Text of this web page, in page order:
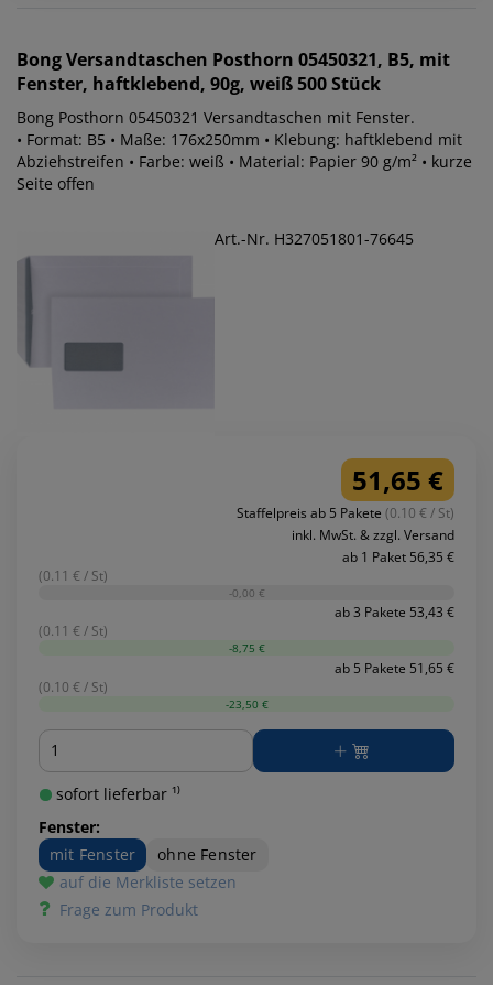
BongVersandtaschen Posthorn 05450321, B5, mit
Fenster, haftklebend, 90g, weiß 500 Stück
Bong Posthorn 05450321 Versandtaschen mit Fenster.
• Format: B5 • Maße: 176x250mm • Klebung: haftklebend mit
Abziehstreifen • Farbe: weiß • Material: Papier 90 g/m² • kurze
Seite offen
Art.-Nr. H327051801-76645
51,65 €
Staffelpreis ab 5 Pakete (0.10 € / St)
inkl. MwSt. & zzgl. Versand
ab 1 Paket 56,35 €
(0.11 € / St)
-0,00 €
ab 3 Pakete 53,43 €
(0.11 € / St)
-8,75 €
ab 5 Pakete 51,65 €
(0.10 € / St)
-23,50 €
Menge
sofort lieferbar ¹⁾
Fenster:
mit Fenster
ohne Fenster
auf die Merkliste setzen
Frage zum Produkt